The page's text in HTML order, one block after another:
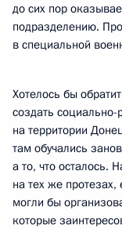
до сих пор
подразделению.
в специальной
Хотелось бы
создать
на территории
там обучались
а то, что осталось.
на тех же
могли бы
которые